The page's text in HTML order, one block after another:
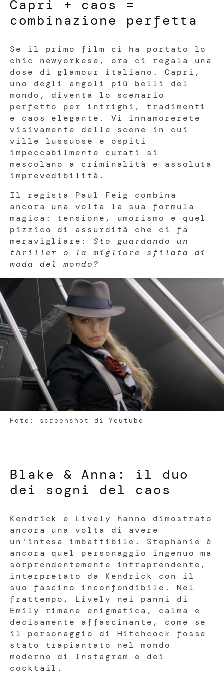
Capri + caos =
combinazione perfetta
Se il primo film ci ha portato lo
chic newyorkese, ora ci regala una
dose di glamour italiano. Capri,
uno degli angoli più belli del
mondo, diventa lo scenario
perfetto per intrighi, tradimenti
e caos elegante. Vi innamorerete
visivamente delle scene in cui
ville lussuose e ospiti
impeccabilmente curati si
mescolano a criminalità e assoluta
imprevedibilità.
Il regista Paul Feig combina
ancora una volta la sua formula
magica: tensione, umorismo e quel
pizzico di assurdità che ci fa
meravigliare: Sto guardando un
thriller o la migliore sfilata di
moda del mondo?
Foto: screenshot di Youtube
Blake & Anna: il duo
dei sogni del caos
Kendrick e Lively hanno dimostrato
ancora una volta di avere
un'intesa imbattibile. Stephanie è
ancora quel personaggio ingenuo ma
sorprendentemente intraprendente,
interpretato da Kendrick con il
suo fascino inconfondibile. Nel
frattempo, Lively nei panni di
Emily rimane enigmatica, calma e
decisamente affascinante, come se
il personaggio di Hitchcock fosse
stato trapiantato nel mondo
moderno di Instagram e dei
cocktail.